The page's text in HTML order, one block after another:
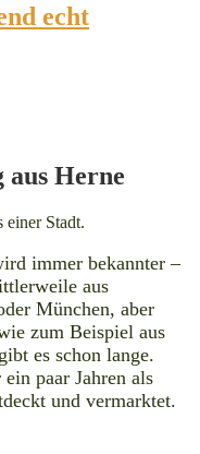
echt
aus Herne
einer Stadt.
immer bekannter –
aus
München, aber
zum Beispiel aus
es schon lange.
paar Jahren als
und vermarktet.